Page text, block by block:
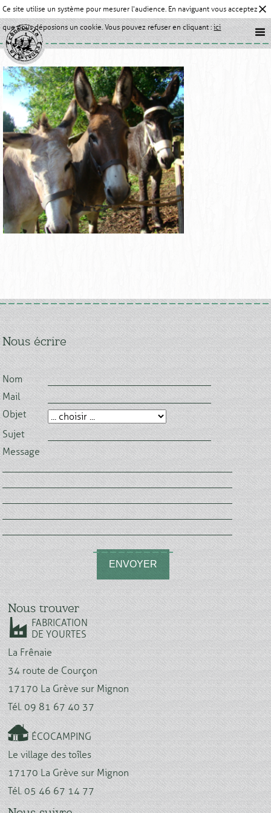
Ce site utilise un système pour mesurer l'audience. En naviguant vous acceptez
que nous déposions un cookie. Vous pouvez refuser en cliquant :ici
Nous écrire
Nom
Mail
Objet
Sujet
Message
ENVOYER
Nous trouver
FABRICATION
DE YOURTES
La Frênaie
34 route de Courçon
17170 La Grève sur Mignon
Tél. 09 81 67 40 37
ÉCOCAMPING
Le village des toîles
17170 La Grève sur Mignon
Tél. 05 46 67 14 77